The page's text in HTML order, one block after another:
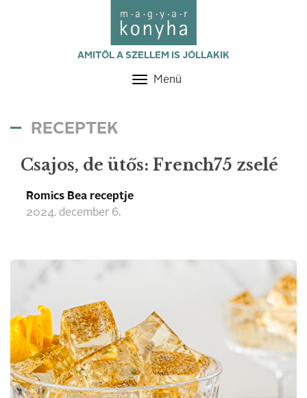
AMITŐL A SZELLEM IS JÓLLAKIK
Toggle
Menü
RECEPTEK
Csajos, de ütős: French75 zselé
Romics Bea receptje
2024. december 6.